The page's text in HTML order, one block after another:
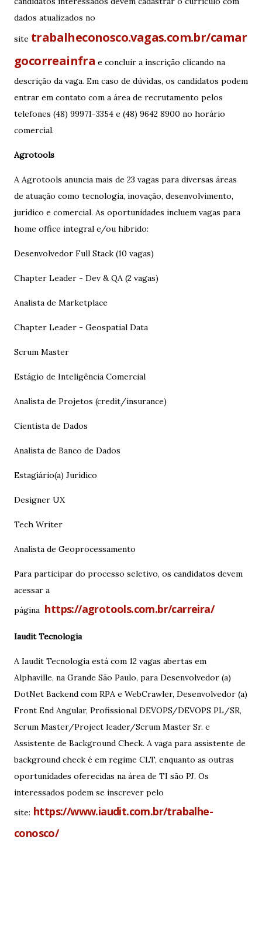
dados atualizados no
site trabalheconosco.vagas.com.br/camar
gocorreainfra e concluir a inscrição clicando na
descrição da vaga. Em caso de dúvidas, os candidatos podem
entrar em contato com a área de recrutamento pelos
telefones (48) 99971-3354 e (48) 9642 8900 no horário
comercial.
Agrotools
A Agrotools anuncia mais de 23 vagas para diversas áreas
de atuação como tecnologia, inovação, desenvolvimento,
jurídico e comercial. As oportunidades incluem vagas para
home office integral e/ou híbrido:
Desenvolvedor Full Stack (10 vagas)
Chapter Leader - Dev & QA (2 vagas)
Analista de Marketplace
Chapter Leader - Geospatial Data
Scrum Master
Estágio de Inteligência Comercial
Analista de Projetos (credit/insurance)
Cientista de Dados
Analista de Banco de Dados
Estagiário(a) Jurídico
Designer UX
Tech Writer
Analista de Geoprocessamento
Para participar do processo seletivo, os candidatos devem
acessar a
página https://agrotools.com.br/carreira/
Iaudit Tecnologia
A Iaudit Tecnologia está com 12 vagas abertas em
Alphaville, na Grande São Paulo, para Desenvolvedor (a)
DotNet Backend com RPA e WebCrawler, Desenvolvedor (a)
Front End Angular, Profissional DEVOPS/DEVOPS PL/SR,
Scrum Master/Project leader/Scrum Master Sr. e
Assistente de Background Check. A vaga para assistente de
background check é em regime CLT, enquanto as outras
oportunidades oferecidas na área de TI são PJ. Os
interessados podem se inscrever pelo
site: https://www.iaudit.com.br/trabalhe-
conosco/